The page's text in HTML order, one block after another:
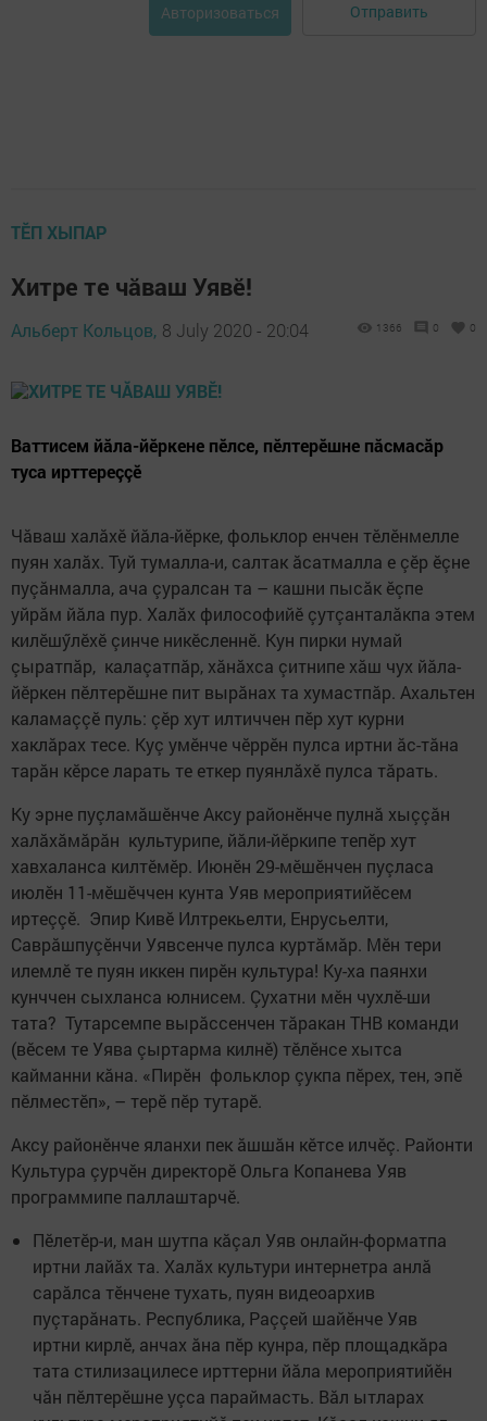
Авторизоваться Отправить
ТӖП ХЫПАР
Хитре те чӑваш Уявӗ!
Альберт Кольцов, 8 July 2020 - 20:04 1366 0 0
Ваттисем йăла-йӗркене пӗлсе, пӗлтерӗшне пăсмасăр
туса ирттереççӗ
Чăваш халăхӗ йăла-йӗрке, фольклор енчен тӗлӗнмелле
пуян халăх. Туй тумалла-и, салтак ăсатмалла е çӗр ӗçне
пуçăнмалла, ача çуралсан та – кашни пысăк ӗçпе
уйрăм йăла пур. Халăх философийӗ çутçанталăкпа этем
килӗшӳлӗхӗ çинче никӗсленнӗ. Кун пирки нумай
çыратпăр, калаçатпăр, хăнăхса çитнипе хăш чух йăла-
йӗркен пӗлтерӗшне пит вырăнах та хумастпăр. Ахальтен
каламаççӗ пуль: çӗр хут илтиччен пӗр хут курни
хаклăрах тесе. Куç умӗнче чӗррӗн пулса иртни ăс-тăна
тарăн кӗрсе ларать те еткер пуянлăхӗ пулса тăрать.
Ку эрне пуçламăшӗнче Аксу районӗнче пулнă хыççăн
халăхăмăрăн культурипе, йăли-йӗркипе тепӗр хут
хавхаланса килтӗмӗр. Июнӗн 29-мӗшӗнчен пуçласа
июлӗн 11-мӗшӗччен кунта Уяв мероприятийӗсем
иртеççӗ. Эпир Кивӗ Илтрекьелти, Енрусьелти,
Саврăшпуçӗнчи Уявсенче пулса куртăмăр. Мӗн тери
илемлӗ те пуян иккен пирӗн культура! Ку-ха паянхи
кунччен сыхланса юлнисем. Çухатни мӗн чухлӗ-ши
тата? Тутарсемпе вырăссенчен тăракан ТНВ команди
(вӗсем те Уява çыртарма килнӗ) тӗлӗнсе хытса
кайманни кăна. «Пирӗн фольклор çукпа пӗрех, тен, эпӗ
пӗлместӗп», – терӗ пӗр тутарӗ.
Аксу районӗнче яланхи пек ăшшăн кӗтсе илчӗç. Районти
Культура çурчӗн директорӗ Ольга Копанева Уяв
программипе паллаштарчӗ.
Пӗлетӗр-и, ман шутпа кăçал Уяв онлайн-форматпа
иртни лайăх та. Халăх культури интернетра анлă
сарăлса тӗнчене тухать, пуян видеоархив
пуçтарăнать. Республика, Раççей шайӗнче Уяв
иртни кирлӗ, анчах ăна пӗр кунра, пӗр площадкăра
тата стилизацилесе ирттерни йăла мероприятийӗн
чăн пӗлтерӗшне уçса параймасть. Вăл ытларах